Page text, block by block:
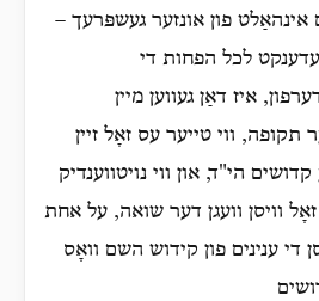
אינהאַלט פון אונזער געשפּרעך –
לכל הפחות די
איז דאַן געווען מיין
תקופה, ווי טייער עס זאָל זיין
הי"ד, און ווי נויטווענדיק
וויסן וועגן דער שואה, על אחת
די ענינים פון קידוש השם וואָס